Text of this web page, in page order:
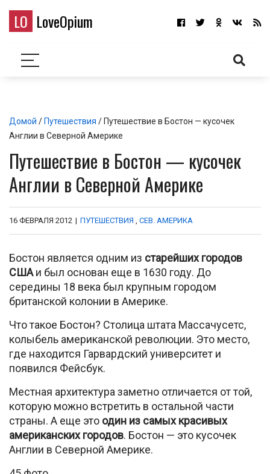
LO LoveOpium
Домой / Путешествия / Путешествие в Бостон — кусочек
Англии в Северной Америке
Путешествие в Бостон — кусочек
Англии в Северной Америке
16 ФЕВРАЛЯ 2012 | ПУТЕШЕСТВИЯ , СЕВ. АМЕРИКА
Бостон является одним из старейших городов
СШАи был основан еще в 1630 году. До
середины 18 века был крупным городом
британской колонии в Америке.
Что такое Бостон? Столица штата Массачусетс,
колыбель американской революции. Это место,
где находится Гарвардский университет и
появился Фейсбук.
Местная архитектура заметно отличается от той,
которую можно встретить в остальной части
страны. А еще это один из самых красивых
американских городов. Бостон — это кусочек
Англии в Северной Америке.